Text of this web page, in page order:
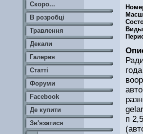
Виды
п
Скоро...
В розробці
Травлення
Декали
Галерея
Статті
Форуми
Facebook
Де купити
Зв'язатися